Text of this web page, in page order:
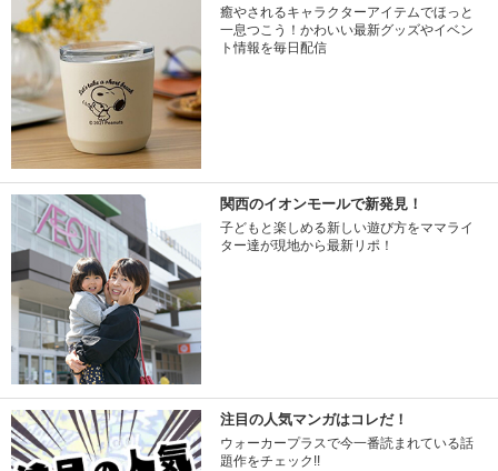
癒やされるキャラクターアイテムでほっと
一息つこう！かわいい最新グッズやイベン
ト情報を毎日配信
関西のイオンモールで新発見！
子どもと楽しめる新しい遊び方をママライ
ター達が現地から最新リポ！
注目の人気マンガはコレだ！
ウォーカープラスで今一番読まれている話
題作をチェック!!